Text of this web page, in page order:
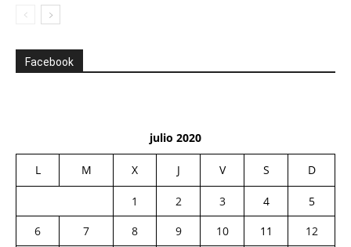
Facebook
julio 2020
L M X J V S D
1 2 3 4
5
6
7 8 9 10 11
12